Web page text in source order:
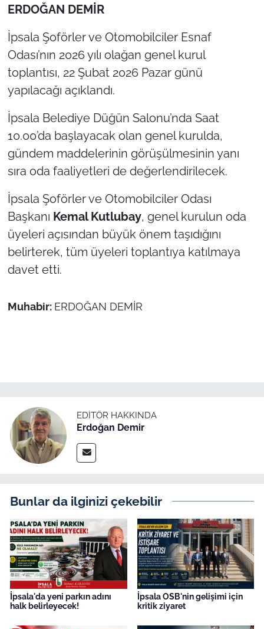
ERDOĞAN DEMİR
İpsala Şoförler ve Otomobilciler Esnaf
Odası’nın 2026 yılı olağan genel kurul
toplantısı, 22 Şubat 2026 Pazar günü
yapılacağı açıklandı.
İpsala Belediye Düğün Salonu’nda Saat
10.00’da başlayacak olan genel kurulda,
gündem maddelerinin görüşülmesinin yanı
sıra oda faaliyetleri de değerlendirilecek.
İpsala Şoförler ve Otomobilciler Odası
Başkanı Kemal Kutlubay, genel kurulun oda
üyeleri açısından büyük önem taşıdığını
belirterek, tüm üyeleri toplantıya katılmaya
davet etti.
Muhabir: ERDOĞAN DEMİR
EDITÖR HAKKINDA
Erdoğan Demir
Bunlar da ilginizi çekebilir
İpsala'da yeni parkın adını
halk belirleyecek!
İpsala OSB'nin gelişimi için
kritik ziyaret
EDİRNE
TEKİRDAĞ
KIRKLARELİ
ÇANAKKALE
Bölge
Genel
Politika
Flaş Haber
Dış Haberler
English News
Canlı Maç
Genel-A
Gündem-Eğitim